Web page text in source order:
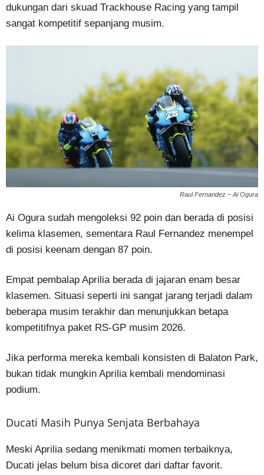
dukungan dari skuad Trackhouse Racing yang tampil
sangat kompetitif sepanjang musim.
Raul Fernandez – Ai Ogura
Ai Ogura sudah mengoleksi 92 poin dan berada di posisi
kelima klasemen, sementara Raul Fernandez menempel
di posisi keenam dengan 87 poin.
Empat pembalap Aprilia berada di jajaran enam besar
klasemen. Situasi seperti ini sangat jarang terjadi dalam
beberapa musim terakhir dan menunjukkan betapa
kompetitifnya paket RS-GP musim 2026.
Jika performa mereka kembali konsisten di Balaton Park,
bukan tidak mungkin Aprilia kembali mendominasi
podium.
Ducati Masih Punya Senjata Berbahaya
Meski Aprilia sedang menikmati momen terbaiknya,
Ducati jelas belum bisa dicoret dari daftar favorit.